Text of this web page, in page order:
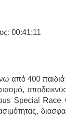
00:41:11
από 400
Special Race